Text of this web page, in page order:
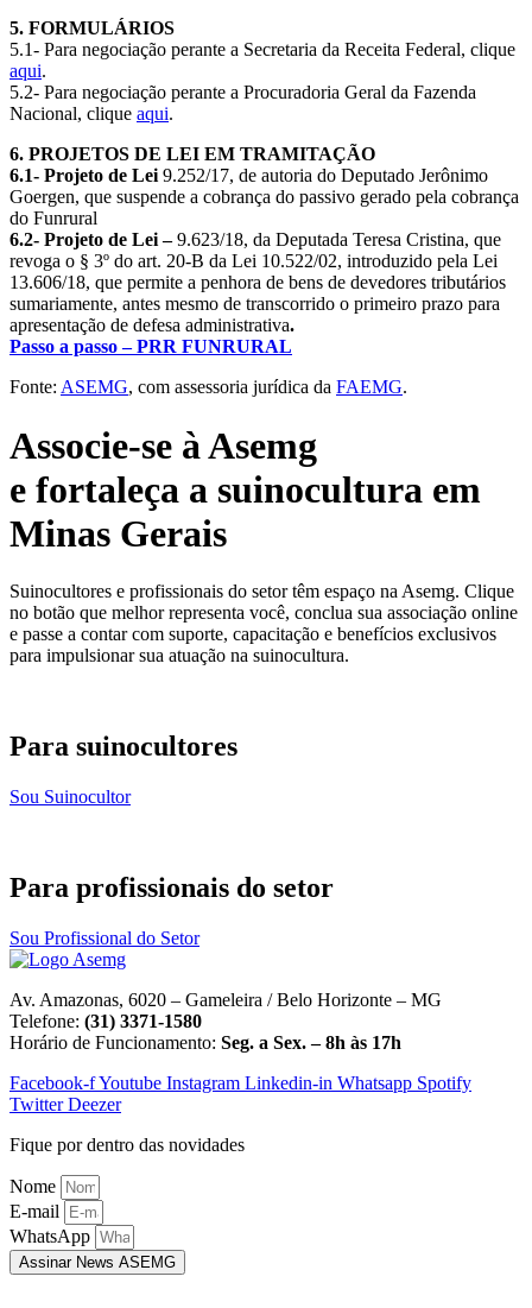
5. FORMULÁRIOS
5.1- Para negociação perante a Secretaria da Receita Federal, clique
aqui.
5.2- Para negociação perante a Procuradoria Geral da Fazenda
Nacional, clique aqui.
6. PROJETOS DE LEI EM TRAMITAÇÃO
6.1- Projeto de Lei9.252/17, de autoria do Deputado Jerônimo
Goergen, que suspende a cobrança do passivo gerado pela cobrança
do Funrural
6.2- Projeto de Lei –9.623/18, da Deputada Teresa Cristina, que
revoga o § 3º do art. 20-B da Lei 10.522/02, introduzido pela Lei
13.606/18, que permite a penhora de bens de devedores tributários
sumariamente, antes mesmo de transcorrido o primeiro prazo para
apresentação de defesa administrativa.
Passo a passo – PRR FUNRURAL
Fonte: ASEMG, com assessoria jurídica da FAEMG.
Associe-se à Asemg
e fortaleça a suinocultura em
Minas Gerais
Suinocultores e profissionais do setor têm espaço na Asemg. Clique
no botão que melhor representa você, conclua sua associação online
e passe a contar com suporte, capacitação e benefícios exclusivos
para impulsionar sua atuação na suinocultura.
Para suinocultores
Sou Suinocultor
Para profissionais do setor
Sou Profissional do Setor
Av. Amazonas, 6020 – Gameleira / Belo Horizonte – MG
Telefone: (31) 3371-1580
Horário de Funcionamento: Seg. a Sex. – 8h às 17h
Facebook-fYoutube Instagram Linkedin-in Whatsapp Spotify
Twitter Deezer
Fique por dentro das novidades
Nome
E-mail
WhatsApp
Assinar News ASEMG